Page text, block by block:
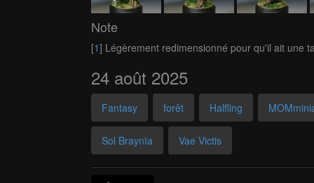
Note
[1] Légèrement redimensionné pour qu'il ait une
24 août 2025
Fantasy forêt Halfling
Sol Braynïa Vae Victis